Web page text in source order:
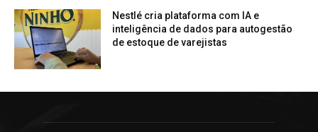
Nestlé cria plataforma com IA e
inteligência de dados para autogestão
de estoque de varejistas